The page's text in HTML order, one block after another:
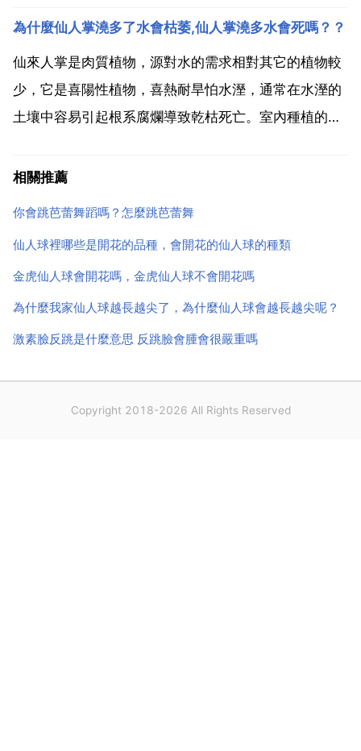
種，但國內尚術引進。花瓣通常為全緣，只有稜波等極
少數種類花瓣邊緣呈睫毛狀。除了真正的藍色和黑色
外，各種花...
為什麼仙人掌澆多了水會枯萎,仙人掌澆多水會死嗎？？
仙來人掌是肉質植物，源對水的需求相對其它的植物較
少，它是喜陽性植物，喜熱耐旱怕水溼，通常在水溼的
土壤中容易引起根系腐爛導致乾枯死亡。室內種植的仙
進行澆水以防水溼引起爛根死亡。並不是枯萎，而是吸
相關推薦
你會跳芭蕾舞蹈嗎？怎麼跳芭蕾舞
仙人球裡哪些是開花的品種，會開花的仙人球的種類
金虎仙人球會開花嗎，金虎仙人球不會開花嗎
為什麼我家仙人球越長越尖了，為什麼仙人球會越長越尖呢？
激素臉反跳是什麼意思 反跳臉會腫會很嚴重嗎
Copyright 2018-2026 All Rights Reserved